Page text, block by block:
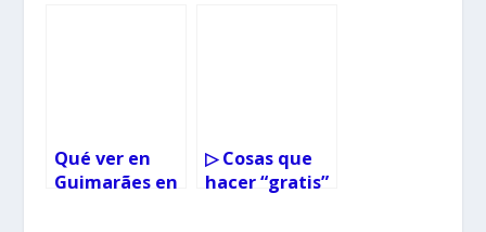
Qué ver en
Guimarães en
▷ Cosas que
hacer “gratis”